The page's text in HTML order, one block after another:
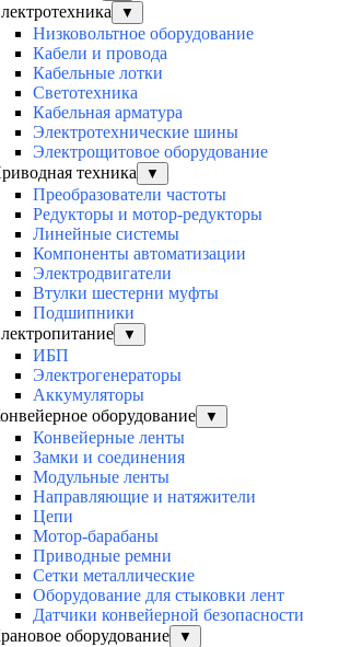
▼
Низковольтное оборудование
Кабели и провода
Кабельные лотки
Светотехника
Кабельная арматура
Электротехнические шины
Электрощитовое оборудование
техника
▼
Преобразователи частоты
Редукторы и мотор-редукторы
Линейные системы
Компоненты автоматизации
Электродвигатели
Втулки шестерни муфты
Подшипники
▼
ИБП
Электрогенераторы
Аккумуляторы
оборудование
▼
Конвейерные ленты
Замки и соединения
Модульные ленты
Направляющие и натяжители
Цепи
Мотор-барабаны
Приводные ремни
Сетки металлические
Оборудование для стыковки лент
Датчики конвейерной безопасности
оборудование
▼